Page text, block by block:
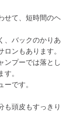
せて、短時間のヘ
、バックのかりあ
ンもあります。
ンプーでは落とし
。
です。
も頭皮もすっきり